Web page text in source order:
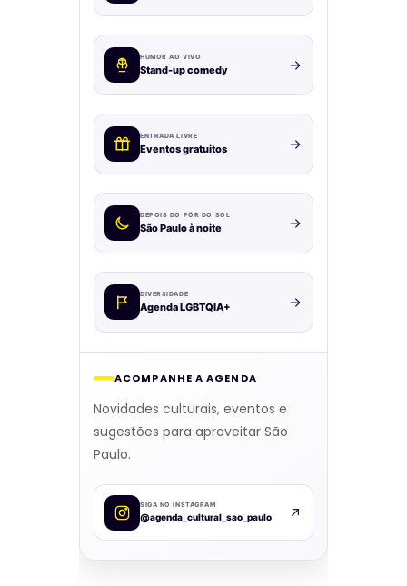
HUMOR AO VIVO
Stand-up comedy
ENTRADA LIVRE
Eventos gratuitos
DEPOIS DO PÔR DO SOL
São Paulo à noite
DIVERSIDADE
Agenda LGBTQIA+
ACOMPANHE A AGENDA
Novidades culturais, eventos e
sugestões para aproveitar São
Paulo.
SIGA NO INSTAGRAM
@agenda_cultural_sao_paulo